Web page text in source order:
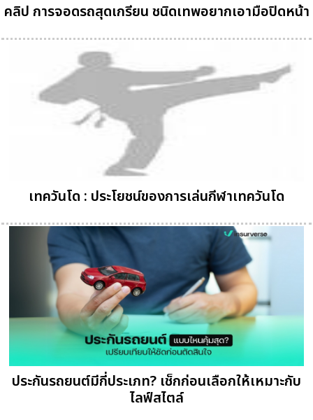
คลิป การจอดรถสุดเกรียน ชนิดเทพอยากเอามือปิดหน้า
เทควันโด : ประโยชน์ของการเล่นกีฬาเทควันโด
ประกันรถยนต์มีกี่ประเภท? เช็กก่อนเลือกให้เหมาะกับ
ไลฟ์สไตล์